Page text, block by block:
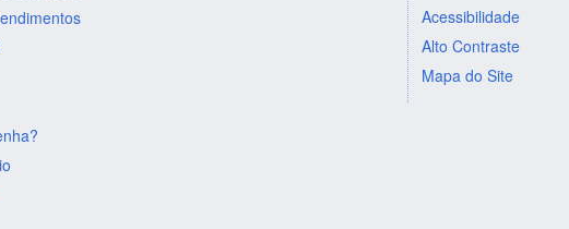
Acessibilidade
Alto Contraste
Mapa do Site